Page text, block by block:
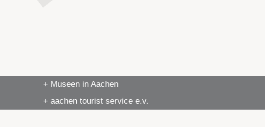
+ Museen in Aachen
+ aachen tourist service e.v.